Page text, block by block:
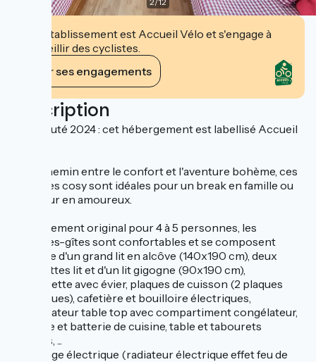
Cet établissement est Accueil Vélo et s'engage à
accueillir des cyclistes.
Voir ses engagements
Description
Nouveauté 2024 : cet hébergement est labellisé Accueil
A mi-chemin entre le confort et l'aventure bohème, ces
roulottes cosy sont idéales pour un break en famille ou
un séjour en amoureux.
Hébergement original pour 4 à 5 personnes, les
roulottes-gîtes sont confortables et se composent
chacune d'un grand lit en alcôve (140x190 cm), deux
banquettes lit et d'un lit gigogne (90x190 cm),
kitchenette avec évier, plaques de cuisson (2 plaques
électriques), cafetière et bouilloire électriques,
réfrigérateur table top avec compartiment congélateur,
vaisselle et batterie de cuisine, table et tabourets
assortis, ...
Chauffage électrique (radiateur électrique effet feu de